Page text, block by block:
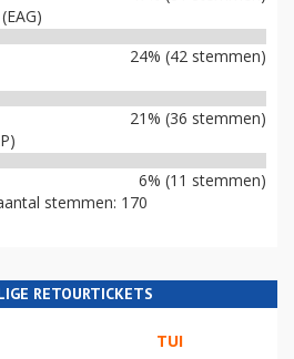
24% (42 stemmen)
21% (36 stemmen)
6% (11 stemmen)
stemmen: 170
RETOURTICKETS
TUI